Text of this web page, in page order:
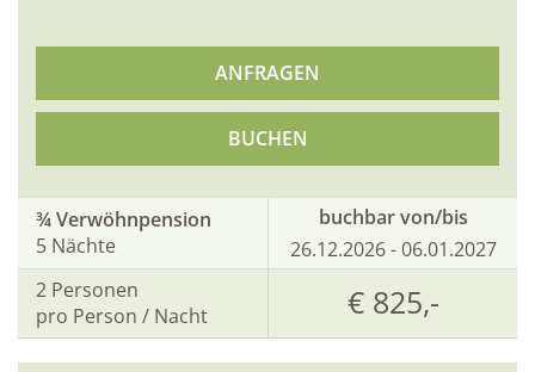
ANFRAGEN
BUCHEN
¾ Verwöhnpension
5 Nächte
buchbar von/bis
26.12.2026 - 06.01.2027
2 Personen
pro Person / Nacht
€ 825,-